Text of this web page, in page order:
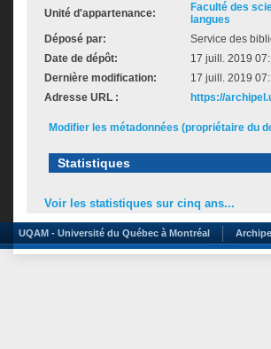
Unité d'appartenance:
Faculté des
langues
Déposé par:
Service des
Date de dépôt:
17 juill. 2019
Dernière modification:
17 juill. 2019
Adresse URL :
https://
Modifier les métadonnées (propriétaire du
Statistiques
Voir les statistiques sur cinq ans...
UQAM - Université du Québec à Montréal